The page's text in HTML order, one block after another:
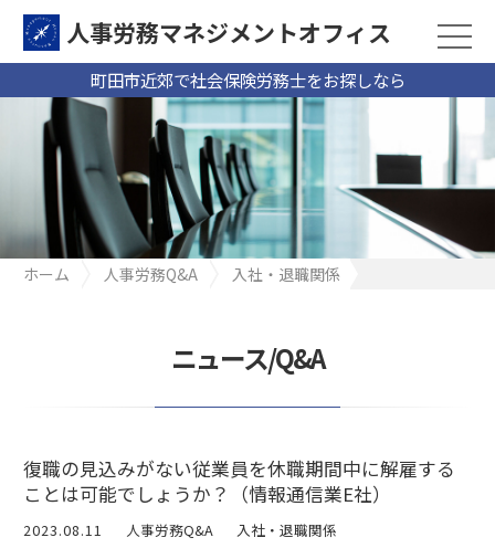
町田市近郊で社会保険労務士をお探しなら
人事労務マネジメントオフィス
ホーム 人事労務Q&A
入社・退職関係
ニュース/Q&A
復職の見込みがない従業員を休職期間中に解雇する
ことは可能でしょうか？（情報通信業E社）
2023.08.11 人事労務Q&A 入社・退職関係